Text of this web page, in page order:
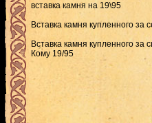
вставка камня на 19\95
Вставка камня купленного за
Вставка камня купленного за
Кому 19/95